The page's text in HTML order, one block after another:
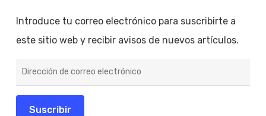
Introduce tu correo electrónico para suscribirte a
este sitio web y recibir avisos de nuevos artículos.
de
electrónico
Suscribir